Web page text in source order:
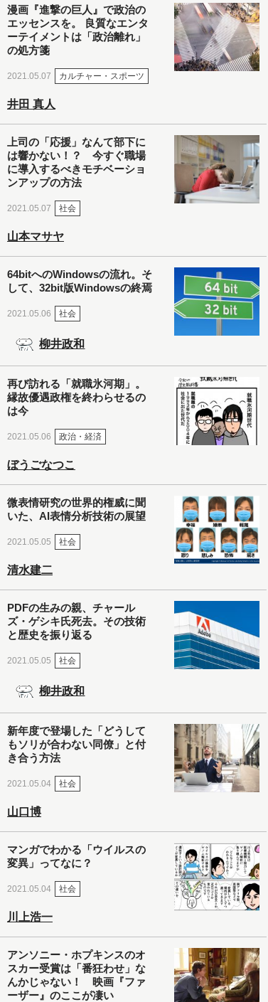
漫画『進撃の巨人』で政治の
エッセンスを。 良質なエンタ
ーテイメントは「政治離れ」
の処方箋
2021.05.07 カルチャー・スポーツ
井田 真人
上司の「応援」なんて部下に
は響かない！？ 今すぐ職場
に導入するべきモチベーショ
ンアップの方法
2021.05.07 社会
山本マサヤ
64bitへのWindowsの流れ。そ
して、32bit版Windowsの終焉
2021.05.06 社会
柳井政和
再び訪れる「就職氷河期」。
縁故優遇政権を終わらせるの
は今
2021.05.06 政治・経済
ぼうごなつこ
微表情研究の世界的権威に聞
いた、AI表情分析技術の展望
2021.05.05 社会
清水建二
PDFの生みの親、チャール
ズ・ゲシキ氏死去。その技術
と歴史を振り返る
2021.05.05 社会
柳井政和
新年度で登場した「どうして
もソリが合わない同僚」と付
き合う方法
2021.05.04 社会
山口博
マンガでわかる「ウイルスの
変異」ってなに？
2021.05.04 社会
川上浩一
アンソニー・ホプキンスのオ
スカー受賞は「番狂わせ」な
んかじゃない！ 映画『ファ
ーザー』のここが凄い